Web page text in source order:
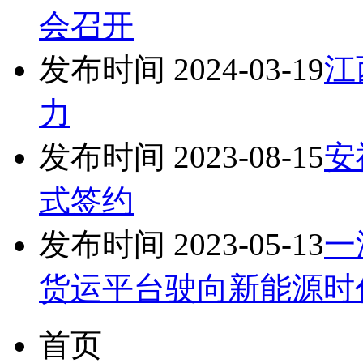
会召开
发布时间 2024-03-19江
力
发布时间 2023-08-15
式签约
发布时间 2023-05-13
货运平台驶向新能源时
首页